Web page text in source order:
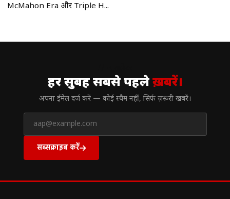
McMahon Era और Triple H...
हर सुबह सबसे पहलेख़बरें।
अपना ईमेल दर्ज करें — कोई स्पैम नहीं, सिर्फ ज़रूरी खबरें।
सब्सक्राइब करें